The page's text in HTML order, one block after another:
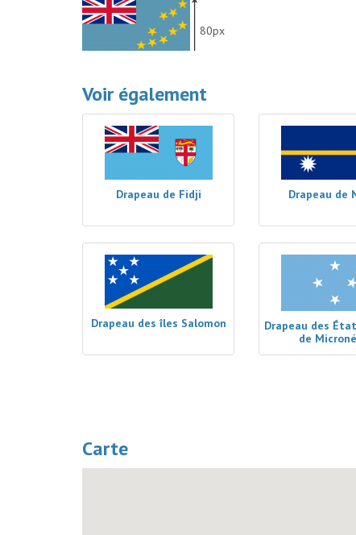
80px
Voir également
Drapeau de Fidji Drapeau de
Drapeau des îles Salomon
Drapeau des
de
Carte